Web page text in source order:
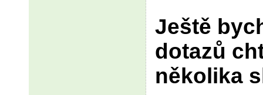
Ještě
dotazů
několika